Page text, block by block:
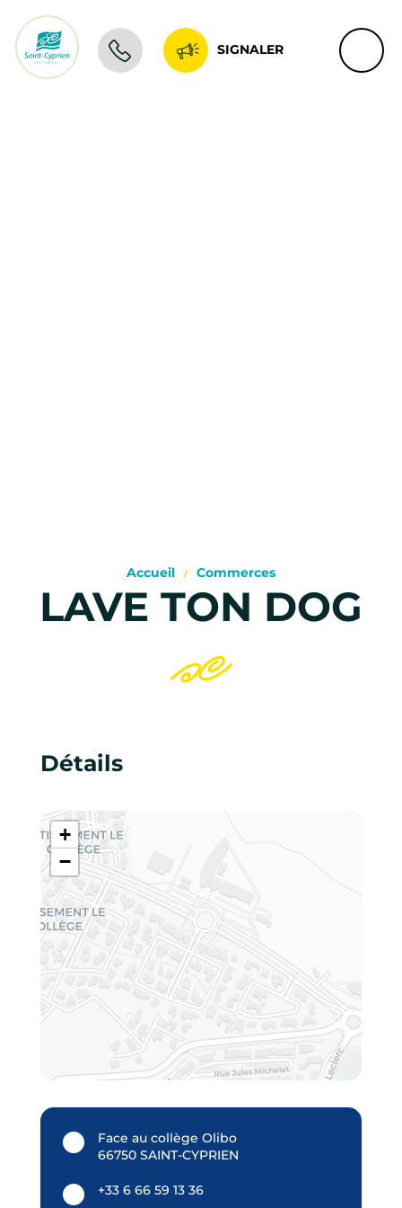
SIGNALER
Accueil Commerces
LAVE TON DOG
Détails
+
−
Face au collège Olibo
66750 SAINT-CYPRIEN
+33 6 66 59 13 36